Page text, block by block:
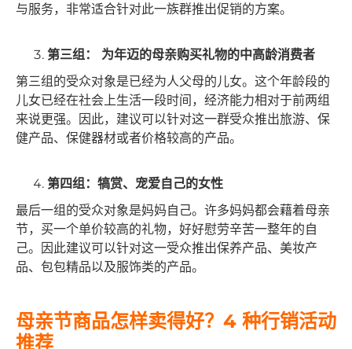
与服务，非常适合针对此一族群推出促销的方案。
第三组： 为年迈的母亲购买礼物的中高龄消费者
第三组的受众对象是已经为人父母的儿女。这个年龄段的
儿女已经在社会上生活一段时间，经济能力相对于前两组
来说更强。因此，建议可以针对这一群受众推出旅游、保
健产品、保健器材或者价格较高的产品。
第四组：犒赏、宠爱自己的女性
最后一组的受众对象是妈妈自己。许多妈妈都会藉着母亲
节，买一个单价较高的礼物，好好慰劳辛苦一整年的自
己。因此建议可以针对这一受众推出保养产品、美妆产
品、包包精品以及服饰类的产品。
母亲节商品怎样卖得好？4 种行销活动
推荐